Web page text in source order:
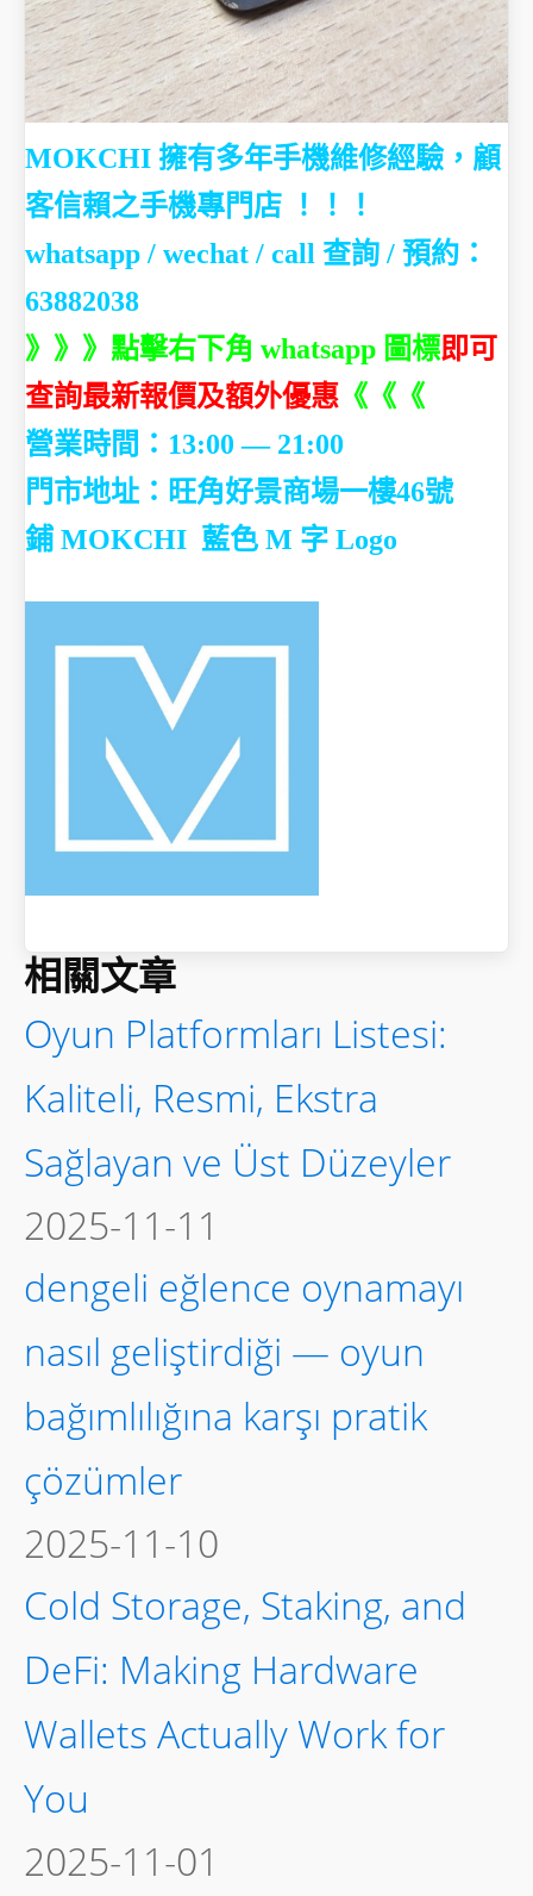
MOKCHI 擁有多年手機維修經驗，顧
客信賴之手機專門店 ！！！
whatsapp / wechat / call 查詢 / 預約：
63882038
》》》點擊右下角 whatsapp 圖標即可
查詢最新報價及額外優惠 《《《
營業時間：13:00 — 21:00
門市地址： 旺角好景商場一樓46號
鋪 MOKCHI 藍色 M 字 Logo
相關文章
Oyun Platformları Listesi:
Kaliteli, Resmi, Ekstra
Sağlayan ve Üst Düzeyler
2025-11-11
dengeli eğlence oynamayı
nasıl geliştirdiği — oyun
bağımlılığına karşı pratik
çözümler
2025-11-10
Cold Storage, Staking, and
DeFi: Making Hardware
Wallets Actually Work for
You
2025-11-01